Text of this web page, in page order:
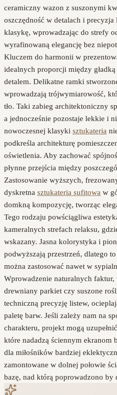
ceramiczny wazon z suszonymi
oszczędność w detalach i
klasykę, wprowadzając do strefy
wyrafinowaną elegancję bez
Kluczem do harmonii w
idealnych proporcji między
detalem. Delikatne ramki
wprowadzają trójwymiarowość,
tło. Taki zabieg architektoniczny
a jednocześnie pozostaje lekkie i
nowoczesnej klasyki sztukateria
podkreśla architekturę
oświetlenia. Aby zachować
płynne przejścia między
Zastosowanie wyższych,
dyskretna sztukateria sufitowa w
domkną kompozycję, tworząc
Tego rodzaju powściągliwa
kameralnych strefach relaksu,
wskazany. Jasna kolorystyka i
podwyższają przestrzeń, dlatego
można zastosować nawet w
Wprowadzenie naturalnych
drewniany parkiet czy suszone
techniczną precyzję listew,
paletę barw. Jeśli zależy nam na
charakteru, projekt mogą
które nadadzą ściennym
dla miłośników bardziej
zamontowane w dolnej połowie
bazę, nad którą poprowadzono